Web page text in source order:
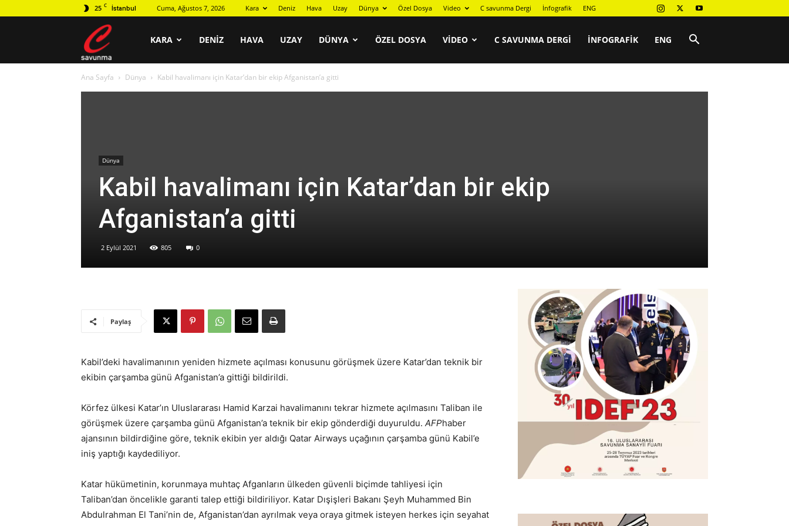
25 C İstanbul Cuma, Ağustos 7, 2026 Kara Deniz Hava Uzay Dünya Özel Dosya Video C savunma Dergi İnfografik ENG
KARA DENIZ HAVA UZAY DÜNYA ÖZEL DOSYA VIDEO C SAVUNMA DERGI İNFOGRAFIK ENG
Ana Sayfa Dünya Kabil havalimanı için Katar’dan bir ekip Afganistan’a gitti
Dünya
Kabil havalimanı için Katar’dan bir ekip
Afganistan’a gitti
2 Eylül 2021 805 0
Paylaş
Kabil’deki havalimanının yeniden hizmete açılması konusunu görüşmek üzere Katar’dan teknik bir
ekibin çarşamba günü Afganistan’a gittiği bildirildi.
Körfez ülkesi Katar’ın Uluslararası Hamid Karzai havalimanını tekrar hizmete açılmasını Taliban ile
görüşmek üzere çarşamba günü Afganistan’a teknik bir ekip gönderdiği duyuruldu. AFPhaber
ajansının bildirdiğine göre, teknik ekibin yer aldığı Qatar Airways uçağının çarşamba günü Kabil’e
iniş yaptığı kaydediliyor.
Katar hükümetinin, korunmaya muhtaç Afganların ülkeden güvenli biçimde tahliyesi için
Taliban’dan öncelikle garanti talep ettiği bildiriliyor. Katar Dışişleri Bakanı Şeyh Muhammed Bin
Abdulrahman El Tani’nin de, Afganistan’dan ayrılmak veya oraya gitmek isteyen herkes için seyahat